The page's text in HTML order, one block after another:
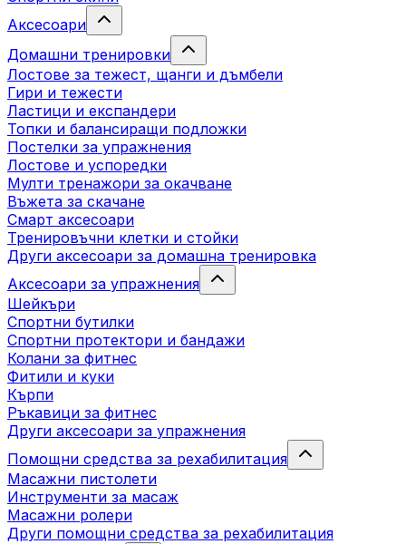
Аксесоари
Домашни тренировки
Лостове за тежест, щанги и дъмбели
Гири и тежести
Ластици и експандери
Топки и балансиращи подложки
Постелки за упражнения
Лостове и успоредки
Мулти тренажори за окачване
Въжета за скачане
Смарт аксесоари
Тренировъчни клетки и стойки
Други аксесоари за домашна тренировка
Аксесоари за упражнения
Шейкъри
Спортни бутилки
Спортни протектори и бандажи
Колани за фитнес
Фитили и куки
Кърпи
Ръкавици за фитнес
Други аксесоари за упражнения
Помощни средства за рехабилитация
Масажни пистолети
Инструменти за масаж
Масажни ролери
Други помощни средства за рехабилитация